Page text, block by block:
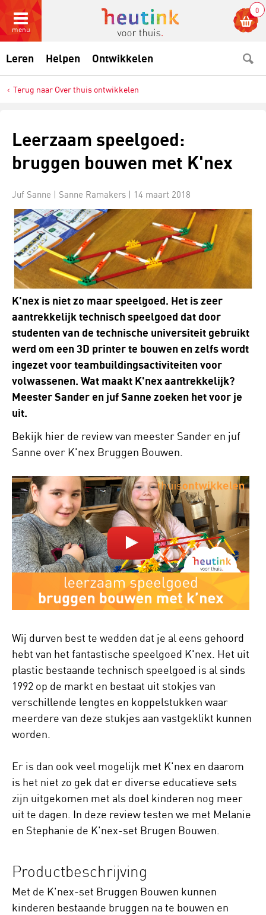
menu
0
Leren Helpen Ontwikkelen
Terug naar Over thuis ontwikkelen
Leerzaam speelgoed:
bruggen bouwen met K'nex
Juf Sanne | Sanne Ramakers | 14 maart 2018
K'nex is niet zo maar speelgoed. Het is zeer
aantrekkelijk technisch speelgoed dat door
studenten van de technische universiteit gebruikt
werd om een 3D printer te bouwen en zelfs wordt
ingezet voor teambuildingsactiviteiten voor
volwassenen. Wat maakt K'nex aantrekkelijk?
Meester Sander en juf Sanne zoeken het voor je
uit.
Bekijk hier de review van meester Sander en juf
Sanne over K'nex Bruggen Bouwen.
Wij durven best te wedden dat je al eens gehoord
hebt van het fantastische speelgoed K'nex. Het uit
plastic bestaande technisch speelgoed is al sinds
1992 op de markt en bestaat uit stokjes van
verschillende lengtes en koppelstukken waar
meerdere van deze stukjes aan vastgeklikt kunnen
worden.
Er is dan ook veel mogelijk met K'nex en daarom
is het niet zo gek dat er diverse educatieve sets
zijn uitgekomen met als doel kinderen nog meer
uit te dagen. In deze review testen we met Melanie
en Stephanie de K'nex-set Brugen Bouwen.
Productbeschrijving
Met de K'nex-set Bruggen Bouwen kunnen
kinderen bestaande bruggen na te bouwen en